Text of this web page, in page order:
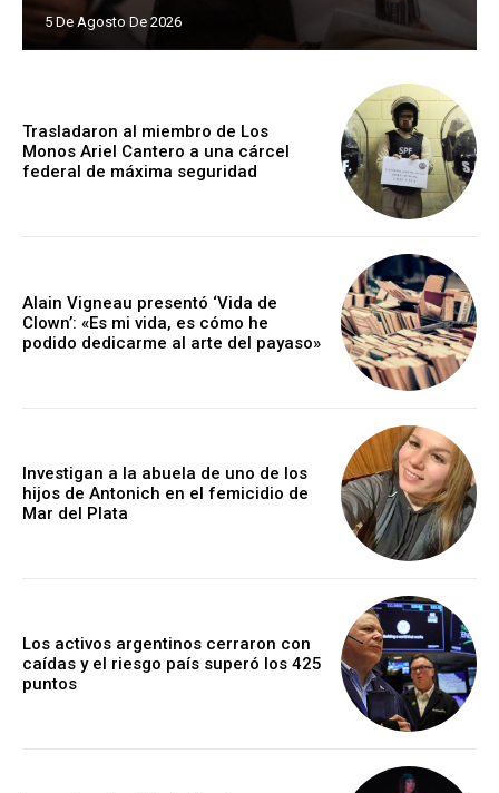
5 De Agosto De 2026
Trasladaron al miembro de Los
Monos Ariel Cantero a una cárcel
federal de máxima seguridad
Alain Vigneau presentó ‘Vida de
Clown’: «Es mi vida, es cómo he
podido dedicarme al arte del payaso»
Investigan a la abuela de uno de los
hijos de Antonich en el femicidio de
Mar del Plata
Los activos argentinos cerraron con
caídas y el riesgo país superó los 425
puntos